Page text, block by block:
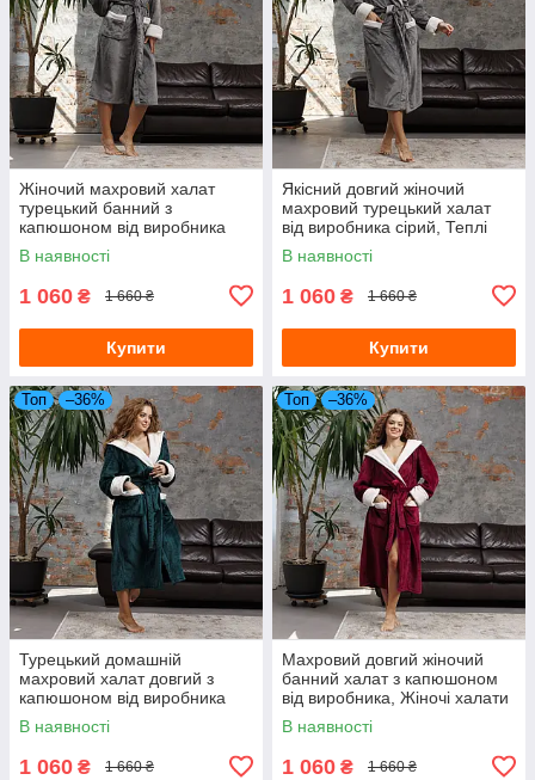
Жіночий махровий халат
турецький банний з
капюшоном від виробника
серій, Халати для дому
В наявності
1 060 ₴ 1 660 ₴
Купити
Якісний довгий жіночий
махровий турецький халат
від виробника сірий, Теплі
халати для жінок
В наявності
1 060 ₴ 1 660 ₴
Купити
Топ –36%
Турецький домашній
махровий халат довгий з
капюшоном від виробника
смарагдовий, Банні халати
В наявності
1 060 ₴ 1 660 ₴
Топ –36%
Махровий довгий жіночий
банний халат з капюшоном
від виробника, Жіночі халати
Туреччина
В наявності
1 060 ₴ 1 660 ₴